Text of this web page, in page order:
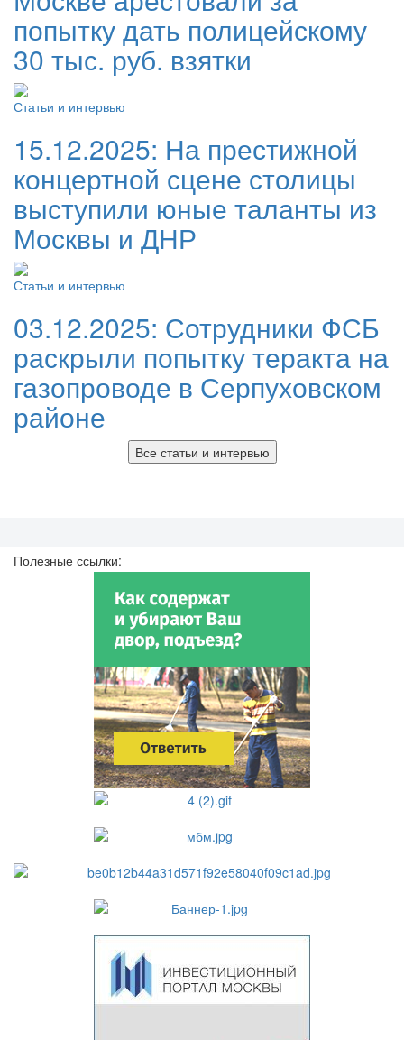
попытку дать полицейскому
30 тыс. руб. взятки
Статьи и интервью
15.12.2025: На престижной
концертной сцене столицы
выступили юные таланты из
Москвы и ДНР
Статьи и интервью
03.12.2025: Сотрудники ФСБ
раскрыли попытку теракта на
газопроводе в Серпуховском
районе
Все статьи и интервью
Полезные ссылки: